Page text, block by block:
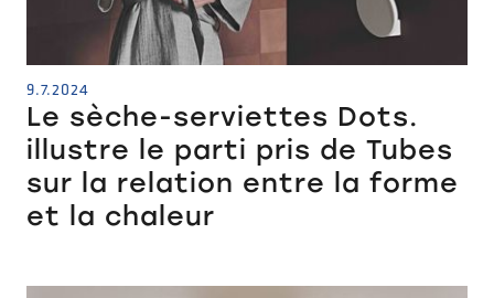
9.7.2024
Le sèche-serviettes Dots.
illustre le parti pris de Tubes
sur la relation entre la forme
et la chaleur